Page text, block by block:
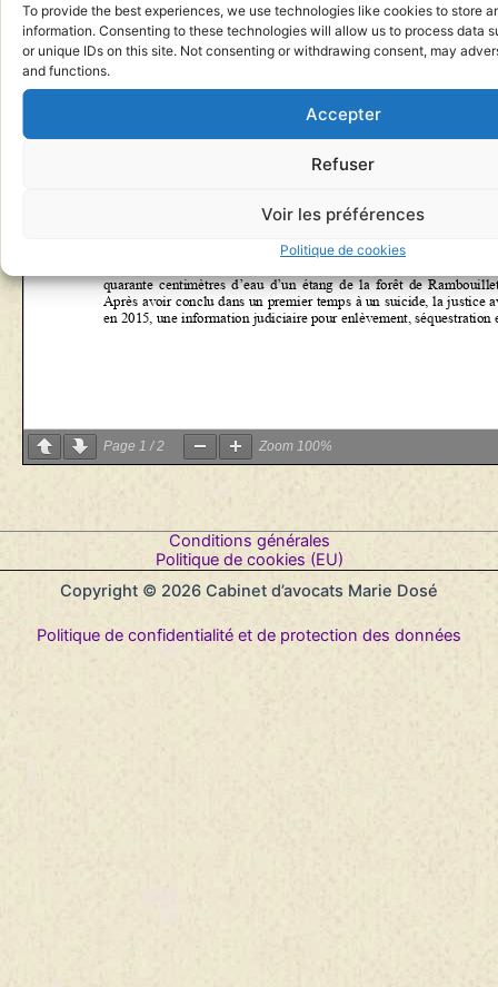
To provide the best experiences, we use technologies like cookies to store
information. Consenting to these technologies will allow us to process data
or unique IDs on this site. Not consenting or withdrawing consent, may
and functions.
Accepter
Refuser
Voir les préférences
Politique de cookies
Page 1 /2 Zoom 100%
Conditions générales
Politique de cookies (EU)
Copyright © 2026 Cabinet d’avocats Marie Dosé
Politique de confidentialité et de protection des données